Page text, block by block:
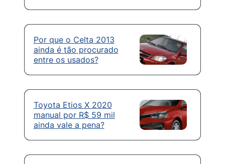
Por que o Celta 2013
ainda é tão procurado
entre os usados?
Toyota Etios X 2020
manual por R$ 59 mil
ainda vale a pena?